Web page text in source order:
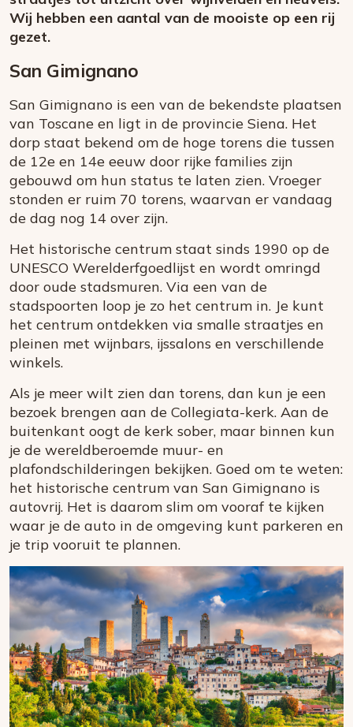
Wij hebben een aantal van de mooiste op een rij
gezet.
San Gimignano
San Gimignano is een van de bekendste plaatsen
van Toscane en ligt in de provincie Siena. Het
dorp staat bekend om de hoge torens die tussen
de 12e en 14e eeuw door rijke families zijn
gebouwd om hun status te laten zien. Vroeger
stonden er ruim 70 torens, waarvan er vandaag
de dag nog 14 over zijn.
Het historische centrum staat sinds 1990 op de
UNESCO Werelderfgoedlijst en wordt omringd
door oude stadsmuren. Via een van de
stadspoorten loop je zo het centrum in. Je kunt
het centrum ontdekken via smalle straatjes en
pleinen met wijnbars, ijssalons en verschillende
winkels.
Als je meer wilt zien dan torens, dan kun je een
bezoek brengen aan de Collegiata-kerk. Aan de
buitenkant oogt de kerk sober, maar binnen kun
je de wereldberoemde muur- en
plafondschilderingen bekijken. Goed om te weten:
het historische centrum van San Gimignano is
autovrij. Het is daarom slim om vooraf te kijken
waar je de auto in de omgeving kunt parkeren en
je trip vooruit te plannen.